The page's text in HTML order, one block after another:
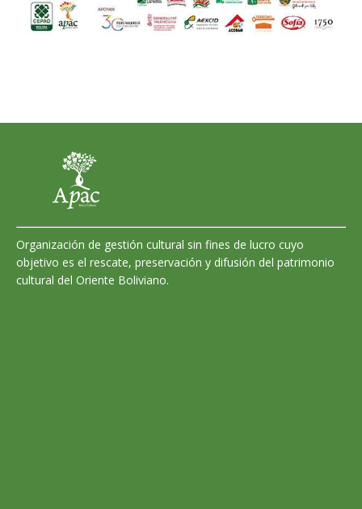
Organización de gestión cultural sin fines de lucro cuyo
objetivo es el rescate, preservación y difusión del patrimonio
cultural del Oriente Boliviano.